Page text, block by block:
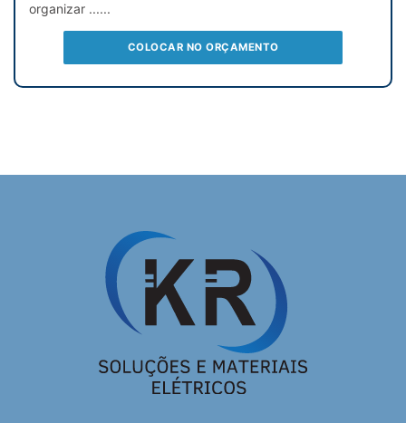
organizar ......
COLOCAR NO ORÇAMENTO